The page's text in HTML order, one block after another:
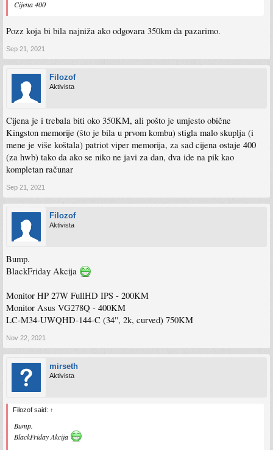
Cijena 400
Pozz koja bi bila najniža ako odgovara 350km da pazarimo.
Sep 21, 2021
Filozof
Aktivista
Cijena je i trebala biti oko 350KM, ali pošto je umjesto obične
Kingston memorije (što je bila u prvom kombu) stigla malo skuplja (i
mene je više koštala) patriot viper memorija, za sad cijena ostaje 400
(za hwb) tako da ako se niko ne javi za dan, dva ide na pik kao
kompletan računar
Sep 21, 2021
Filozof
Aktivista
Bump.
BlackFriday Akcija
Monitor HP 27W FullHD IPS - 200KM
Monitor Asus VG278Q - 400KM
LC-M34-UWQHD-144-C (34'', 2k, curved) 750KM
Nov 22, 2021
mirseth
Aktivista
Filozof said: ↑
Bump.
BlackFriday Akcija